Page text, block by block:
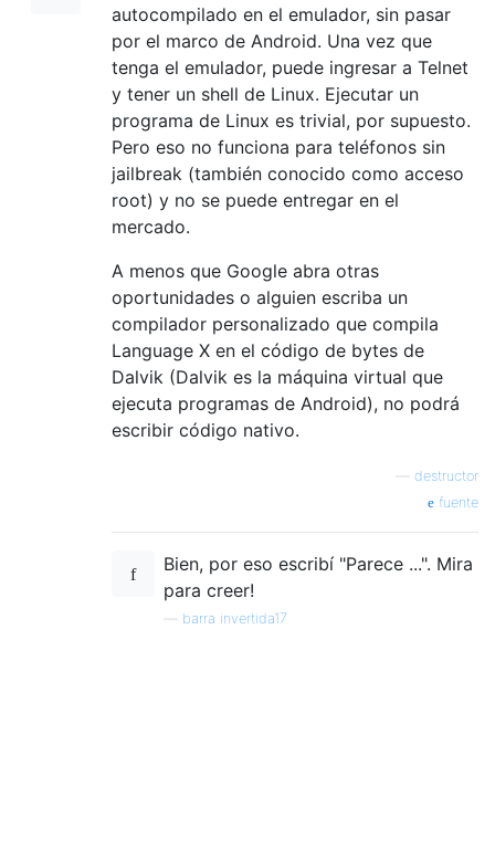
autocompilado en el emulador, sin pasar
por el marco de Android. Una vez que
tenga el emulador, puede ingresar a Telnet
y tener un shell de Linux. Ejecutar un
programa de Linux es trivial, por supuesto.
Pero eso no funciona para teléfonos sin
jailbreak (también conocido como acceso
root) y no se puede entregar en el
mercado.
A menos que Google abra otras
oportunidades o alguien escriba un
compilador personalizado que compila
Language X en el código de bytes de
Dalvik (Dalvik es la máquina virtual que
ejecuta programas de Android), no podrá
escribir código nativo.
destructor
fuente
Bien, por eso escribí "Parece ...". Mira
para creer!
barra invertida17